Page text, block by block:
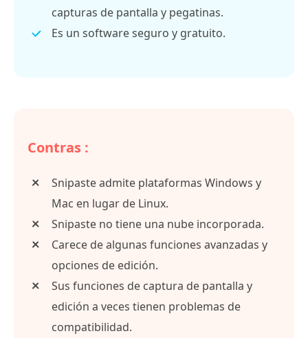
capturas de pantalla y pegatinas.
Es un software seguro y gratuito.
Contras :
Snipaste admite plataformas Windows y
Mac en lugar de Linux.
Snipaste no tiene una nube incorporada.
Carece de algunas funciones avanzadas y
opciones de edición.
Sus funciones de captura de pantalla y
edición a veces tienen problemas de
compatibilidad.